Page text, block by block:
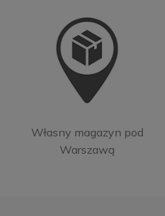
Własny magazyn pod
Warszawą